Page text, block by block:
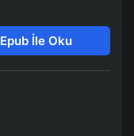
Epub İle Oku